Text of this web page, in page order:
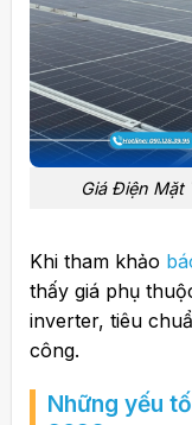
Giá Điện Mặt
Khi tham khảo
thấy giá phụ
inverter, tiêu
công.
Những yếu